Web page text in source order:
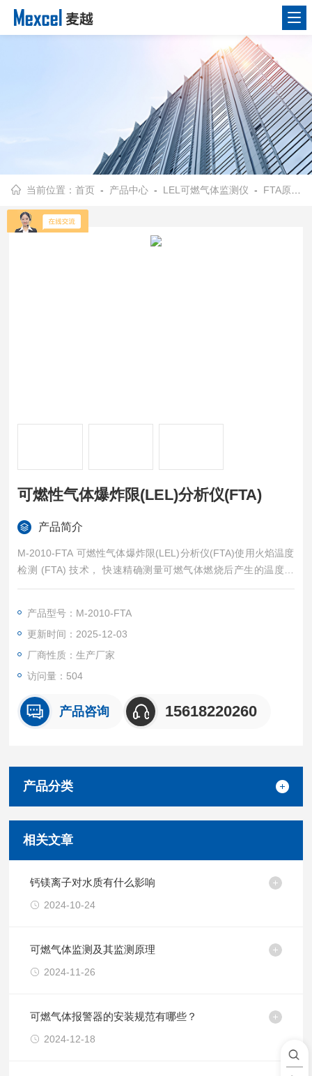
当前位置：首页 - 产品中心 - LEL可燃气体监测仪 - FTA原理可燃气体监测仪
可燃性气体爆炸限(LEL)分析仪(FTA)
产品简介
M-2010-FTA 可燃性气体爆炸限(LEL)分析仪(FTA)使用火焰温度
检测 (FTA) 技术， 快速精确测量可燃气体燃烧后产生的温度变
化量，可同时检测有机 VOCs 气体、 无机爆炸性气体，如 CO、
100% LEL，可以为各行各业提供安全可靠的爆炸风险实时监
测。可广 泛应用于石油石化、罐区、工艺管道 LEL 爆炸限监测
等。
产品型号：M-2010-FTA
更新时间：2025-12-03
厂商性质：生产厂家
访问量：504
产品咨询 15618220260
产品分类
相关文章
钙镁离子对水质有什么影响
2024-10-24
可燃气体监测及其监测原理
2024-11-26
可燃气体报警器的安装规范有哪些？
2024-12-18